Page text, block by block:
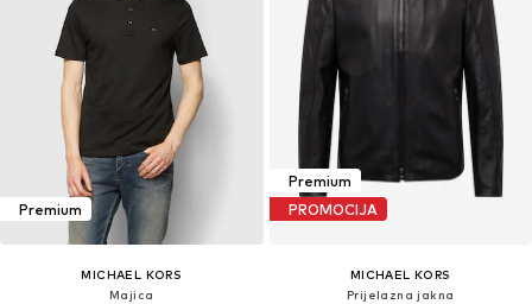
Premium
MICHAEL KORS
Majica
Premium
PROMOCIJA
MICHAEL KORS
Prijelazna jakna